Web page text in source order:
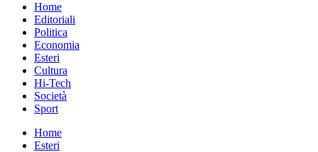
Home
Editoriali
Politica
Economia
Esteri
Cultura
Hi-Tech
Società
Sport
Home
Esteri